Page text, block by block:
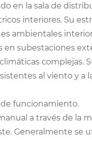
en la sala de
interiores. Su
ambientales
subestaciones
complejas.
al viento y a
de funcionamiento.
a través de la
Generalmente se